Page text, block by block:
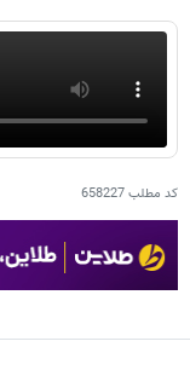
کد مطلب658227